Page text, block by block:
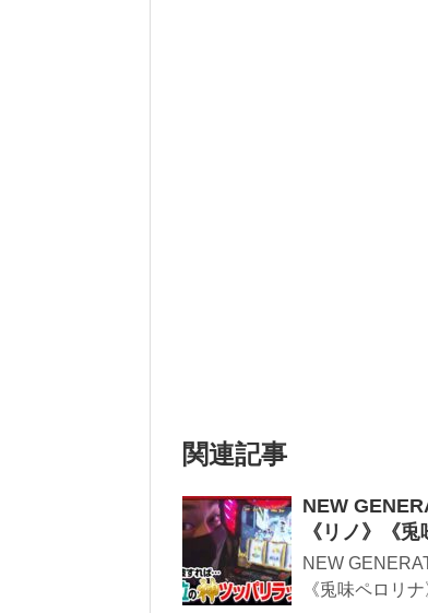
関連記事
NEW
《リノ》《兎
NEW
《兎味ペロリナ